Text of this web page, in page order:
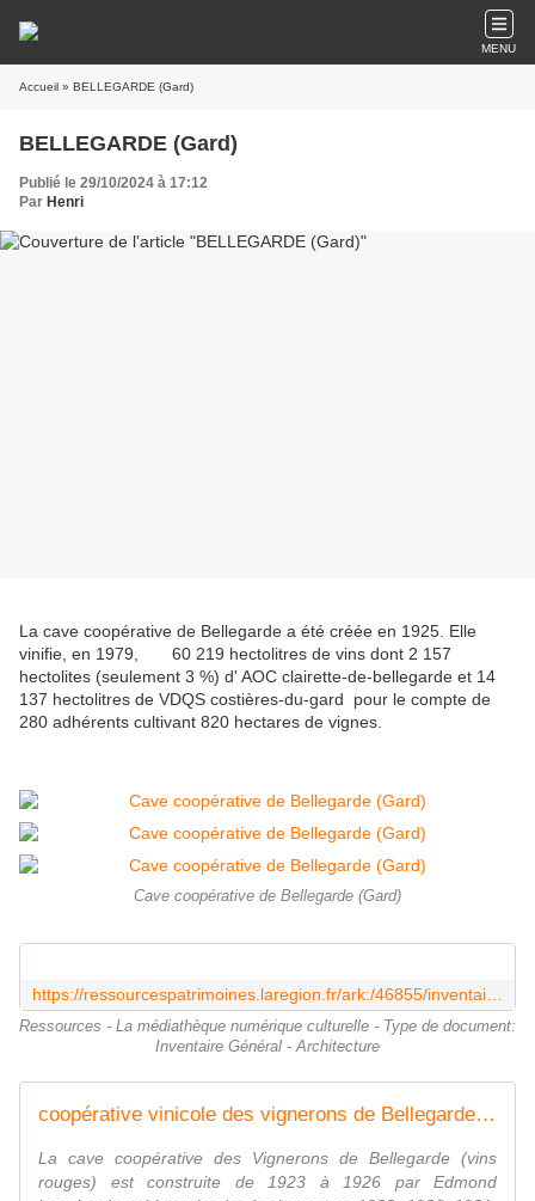
MENU
Accueil » BELLEGARDE (Gard)
BELLEGARDE (Gard)
Publié le 29/10/2024 à 17:12
Par Henri
La cave coopérative de Bellegarde a été créée en 1925. Elle
vinifie, en 1979, 60 219 hectolitres de vins dont 2 157
hectolites (seulement 3 %) d' AOC clairette-de-bellegarde et 14
137 hectolitres de VDQS costières-du-gard pour le compte de
280 adhérents cultivant 820 hectares de vignes.
Cave coopérative de Bellegarde (Gard)
Ressources - La médiathèque numérique culturelle - Type de document:
Inventaire Général - Architecture
coopérative vinicole des vignerons de Bellegarde, actuellement de la Clairette de Bellegarde - Inventaire Général du Patrimoine Culturel
La cave coopérative des Vignerons de Bellegarde (vins
rouges) est construite de 1923 à 1926 par Edmond